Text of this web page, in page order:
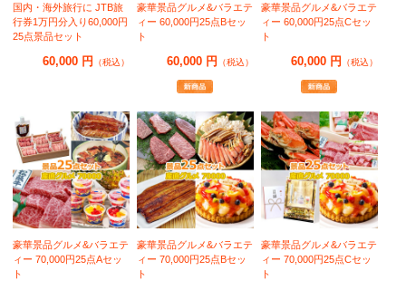
国内・海外旅行に JTB旅
行券1万円分入り60,000円
25点景品セット
60,000 円 （税込）
豪華景品グルメ&バラエテ
ィー 60,000円25点Bセッ
ト
60,000 円 （税込）
豪華景品グルメ&バラエテ
ィー 60,000円25点Cセッ
ト
60,000 円 （税込）
豪華景品グルメ&バラエテ
ィー 70,000円25点Aセッ
ト
豪華景品グルメ&バラエテ
ィー 70,000円25点Bセッ
ト
豪華景品グルメ&バラエテ
ィー 70,000円25点Cセッ
ト